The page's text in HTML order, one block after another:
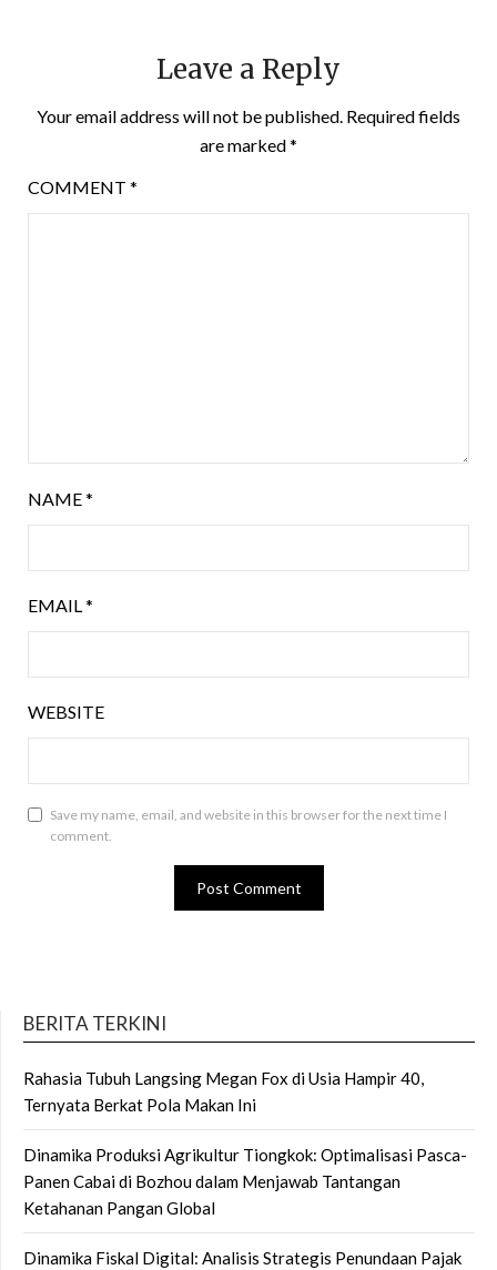
Leave a Reply
Your email address will not be published. Required fields
are marked*
COMMENT *
NAME*
EMAIL*
WEBSITE
Save my name, email, and website in this browser for the next time I
comment.
BERITA TERKINI
Rahasia Tubuh Langsing Megan Fox di Usia Hampir 40,
Ternyata Berkat Pola Makan Ini
Dinamika Produksi Agrikultur Tiongkok: Optimalisasi Pasca-
Panen Cabai di Bozhou dalam Menjawab Tantangan
Ketahanan Pangan Global
Dinamika Fiskal Digital: Analisis Strategis Penundaan Pajak